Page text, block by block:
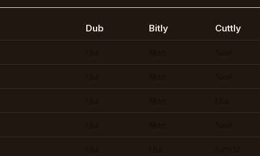
Dub Bitly Cuttly